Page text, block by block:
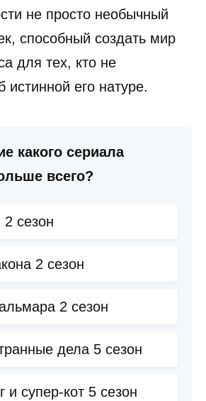
не просто необычный
способный создать мир
для тех, кто не
истинной его натуре.
какого сериала
всего?
сезон
2 сезон
2 сезон
дела 5 сезон
и супер-кот 5 сезон